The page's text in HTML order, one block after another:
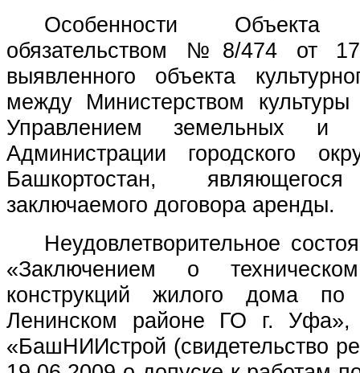
Особенности Объекта
обязательством №8/474 от
выявленного объекта
между Министерством
Управлением земельных и
Администрации городского
Башкортостан,
заключаемого договора аренды.
Неудовлетворительное
«Заключением о
конструкций жилого дома
Ленинском районе ГО г. Уфа»,
«БашНИИстрой (свидетельство